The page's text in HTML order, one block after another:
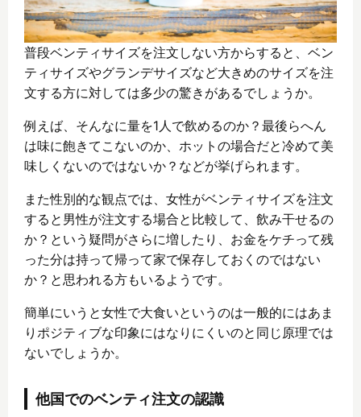
普段ベンティサイズを注文しない方からすると、ベン
ティサイズやグランデサイズなど大きめのサイズを注
文する方に対しては多少の驚きがあるでしょうか。
例えば、そんなに量を1人で飲めるのか？最後らへん
は味に飽きてこないのか、ホットの場合だと冷めて美
味しくないのではないか？などが挙げられます。
また性別的な観点では、女性がベンティサイズを注文
すると男性が注文する場合と比較して、飲み干せるの
か？という疑問がさらに増したり、お金をケチって残
った分は持って帰って家で保存しておくのではない
か？と思われる方もいるようです。
簡単にいうと女性で大食いというのは一般的にはあま
りポジティブな印象にはなりにくいのと同じ原理では
ないでしょうか。
他国でのベンティ注文の認識